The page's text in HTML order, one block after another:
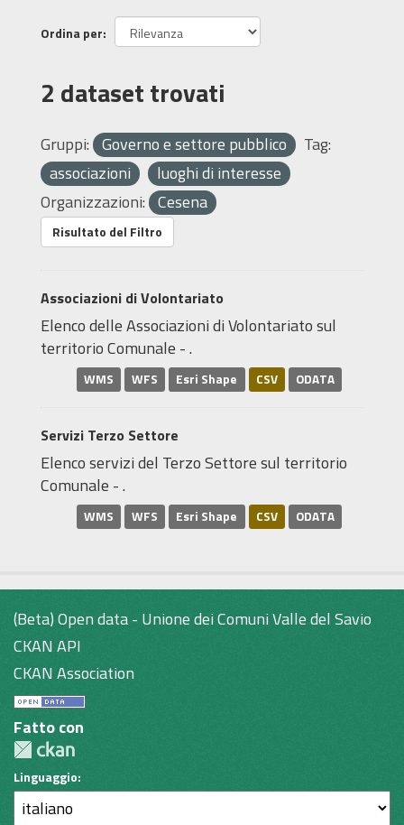
Ordina per
2 dataset trovati
Gruppi: Governo e settore pubblico
Tag:
associazioni
luoghi di interesse
Organizzazioni: Cesena
Risultato del Filtro
Associazioni di Volontariato
Elenco delle Associazioni di Volontariato sul
territorio Comunale - .
WMS WFS Esri Shape CSV ODATA
Servizi Terzo Settore
Elenco servizi del Terzo Settore sul territorio
Comunale - .
WMS WFS Esri Shape CSV ODATA
(Beta) Open data - Unione dei Comuni Valle del Savio
CKAN API
CKAN Association
Fatto con
Linguaggio